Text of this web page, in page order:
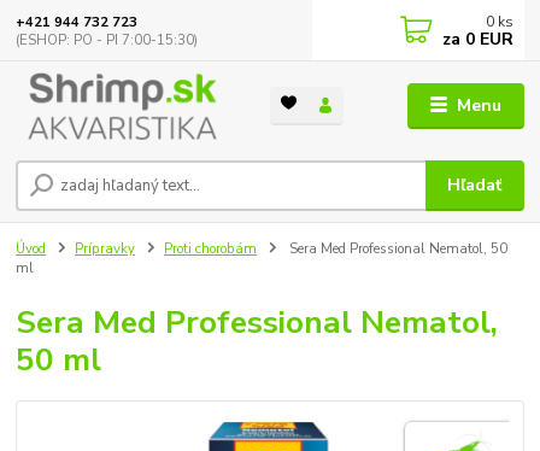
Menu
Hľadať
+421 944 732 723
(ESHOP: PO - PI 7:00-15:30)
0 ks
za 0 EUR
Úvod Prípravky Proti chorobám
Sera Med Professional Nematol, 50
ml
Sera Med Professional Nematol,
50 ml